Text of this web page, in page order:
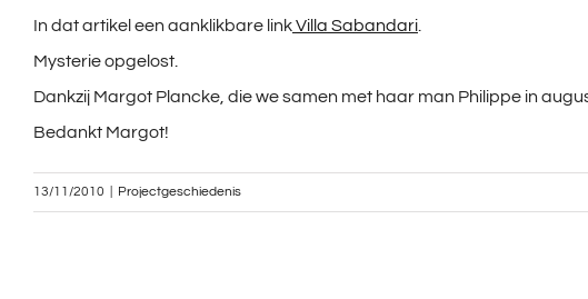
In dat artikel een aanklikbare linkVilla Sabandari
Mysterie opgelost.
Dankzij Margot Plancke, die we samen met haar man Philippe in
Bedankt Margot!
13/11/2010 Projectgeschiedenis